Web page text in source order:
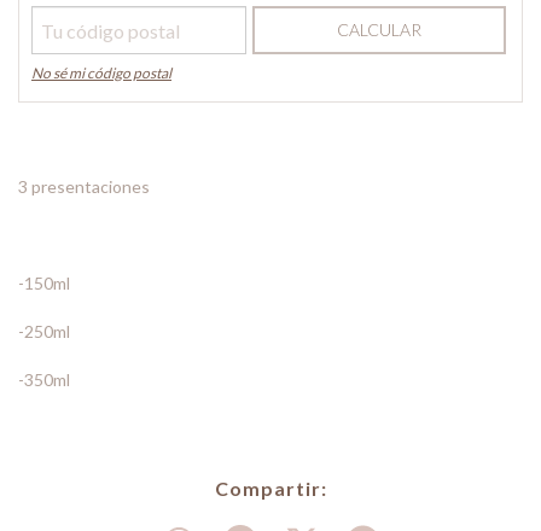
CALCULAR
No sé mi código postal
3 presentaciones
-150ml
-250ml
-350ml
Compartir: